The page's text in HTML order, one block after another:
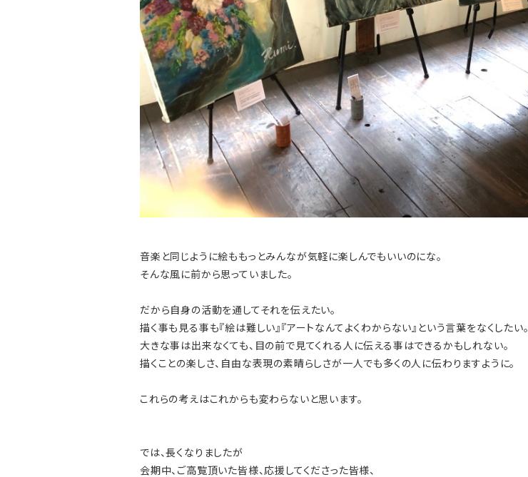
音楽と同じように絵ももっとみんなが気軽に楽しんでもいいのにな。
そんな風に前から思っていました。
だから自身の活動を通してそれを伝えたい。
描く事も見る事も『絵は難しい』『アートなんてよくわからない』という言葉をなくしたい。
大きな事は出来なくても、目の前で見てくれる人に伝える事はできるかもしれない。
描くことの楽しさ、自由な表現の素晴らしさが一人でも多くの人に伝わりますように。
これらの考えはこれからも変わらないと思います。
では、長くなりましたが
会期中、ご高覧頂いた皆様、応援してくださった皆様、